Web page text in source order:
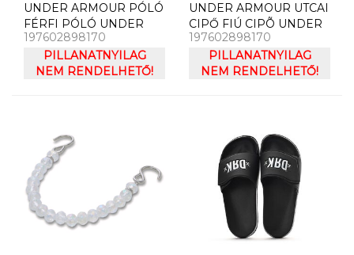
UNDER ARMOUR PÓLÓ
FÉRFI PÓLÓ UNDER
ARMOUR UA TECH
PLAY SHORT SLEEVE
197602898170
PILLANATNYILAG
NEM RENDELHETŐ!
UNDER ARMOUR UTCAI
CIPŐ FIÚ CIPÕ UNDER
ARMOUR UA BPS
ROGUE 4 AL
197602898170
PILLANATNYILAG
NEM RENDELHETŐ!